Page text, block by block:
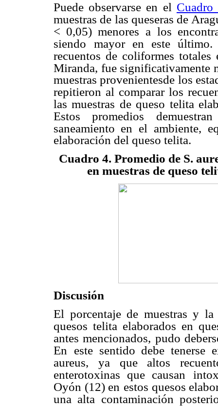
Puede observarse en el Cuadro
muestras de las queseras de
< 0,05) menores a los
siendo
mayor en este
recuentos de coliformes totales
Miranda, fue significativamente
muestras provenientesde los
repitieron al comparar los
las muestras de queso telita
Estos promedios demuestran
saneamiento en el ambiente,
elaboración del queso telita.
Cuadro 4. Promedio de S.
en muestras de queso
Discusión
El porcentaje de muestras y la
quesos telita elaborados en
antes mencionados, pudo
En
este sentido debe tenerse
aureus, ya que altos
enterotoxinas que causan
Oyón (12) en estos quesos
una alta contaminación